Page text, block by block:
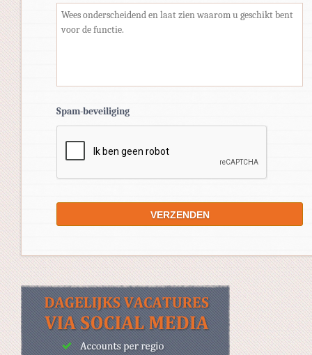
Spam-beveiliging